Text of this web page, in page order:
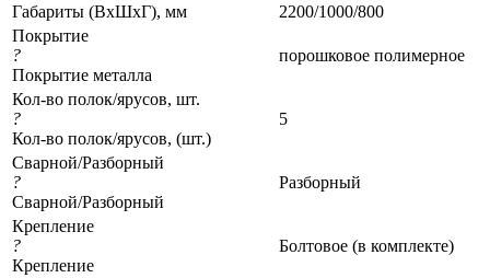
Габариты (ВхШхГ), мм
2200/1000/800
Покрытие
?
Покрытие металла
порошковое полимерное
Кол-во полок/ярусов, шт.
?
Кол-во полок/ярусов, (шт.)
5
Сварной/Разборный
?
Сварной/Разборный
Разборный
Крепление
?
Крепление
Болтовое (в комплекте)